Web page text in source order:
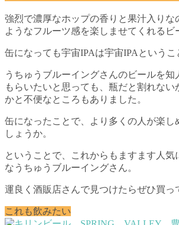
強烈で濃厚なホップの香りと果汁入りな
ようなフルーツ感を楽しませてくれるビ
缶になっても宇宙IPAは宇宙IPAというこ
うちゅうブルーイングさんのビールを知
もらいたいと思っても、瓶だと割れない
かと不便なところもありました。
缶になったことで、より多くの人が楽し
しょうか。
ということで、これからもますます人気
なうちゅうブルーイングさん。
運良く酒販店さんで見つけたらぜひ買っ
これも飲みたい